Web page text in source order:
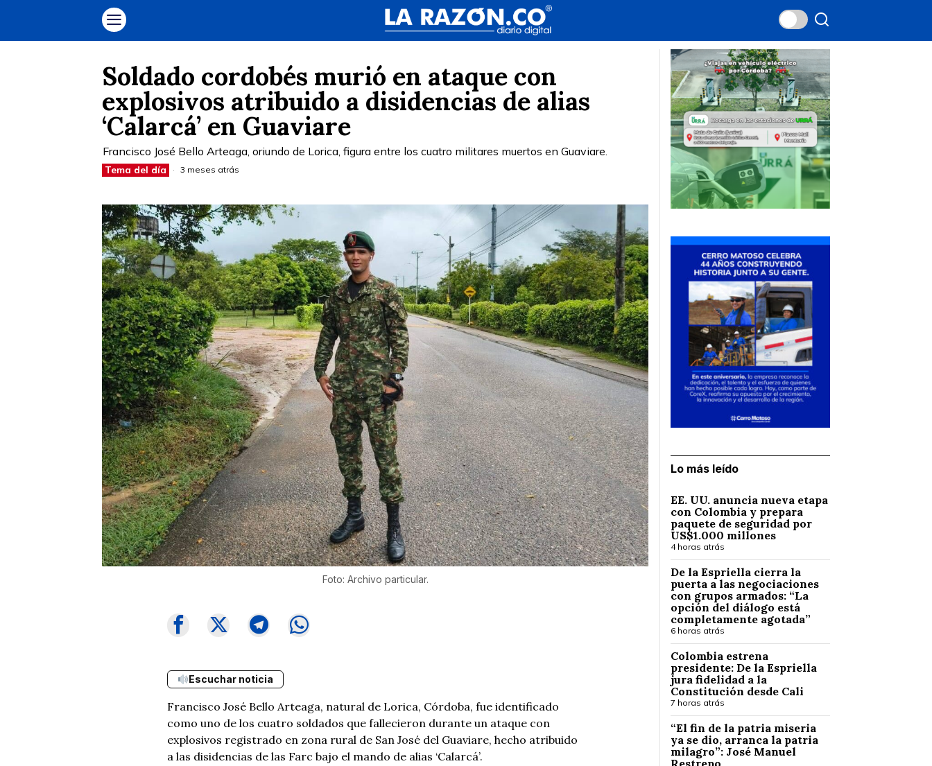
Soldado cordobés murió en ataque con
explosivos atribuido a disidencias de alias
‘Calarcá’ en Guaviare
Francisco José Bello Arteaga, oriundo de Lorica, figura entre los cuatro militares muertos en Guaviare.
Tema del día 3 meses atrás
Foto: Archivo particular.
Escuchar noticia
Francisco José Bello Arteaga, natural de Lorica, Córdoba, fue identificado
como uno de los cuatro soldados que fallecieron durante un ataque con
explosivos registrado en zona rural de San José del Guaviare, hecho atribuido
a las disidencias de las Farc bajo el mando de alias ‘Calarcá’.
Lo más leído
EE. UU. anuncia nueva etapa
con Colombia y prepara
paquete de seguridad por
US$1.000 millones
4 horas atrás
De la Espriella cierra la
puerta a las negociaciones
con grupos armados: “La
opción del diálogo está
completamente agotada”
6 horas atrás
Colombia estrena
presidente: De la Espriella
jura fidelidad a la
Constitución desde Cali
7 horas atrás
“El fin de la patria miseria
ya se dio, arranca la patria
milagro”: José Manuel
Restrepo